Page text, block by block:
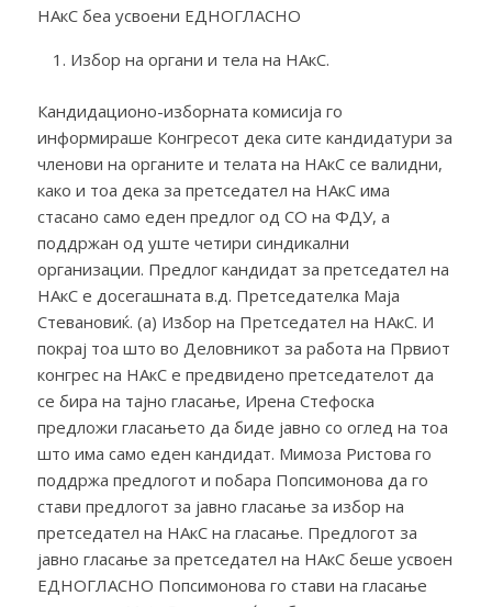
НАкС беа усвоени ЕДНОГЛАСНО
Избор на органи и тела на НАкС.
Кандидационо-изборната комисија го
информираше Конгресот дека сите кандидатури за
членови на органите и телата на НАкС се валидни,
како и тоа дека за претседател на НАкС има
стасано само еден предлог од СО на ФДУ, а
поддржан од уште четири синдикални
организации. Предлог кандидат за претседател на
НАкС е досегашната в.д. Претседателка Маја
Стевановиќ. (а) Избор на Претседател на НАкС. И
покрај тоа што во Деловникот за работа на Првиот
конгрес на НАкС е предвидено претседателот да
се бира на тајно гласање, Ирена Стефоска
предложи гласањето да биде јавно со оглед на тоа
што има само еден кандидат. Мимоза Ристова го
поддржа предлогот и побара Попсимонова да го
стави предлогот за јавно гласање за избор на
претседател на НАкС на гласање. Предлогот за
јавно гласање за претседател на НАкС беше усвоен
ЕДНОГЛАСНО Попсимонова го стави на гласање